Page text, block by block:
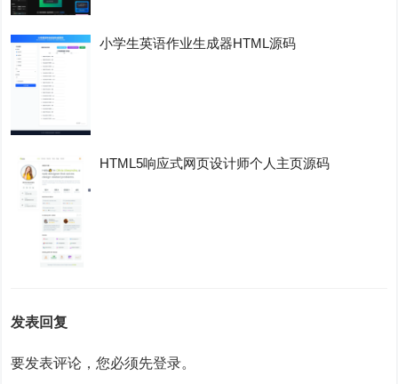
小学生英语作业生成器HTML源码
HTML5响应式网页设计师个人主页源码
发表回复
要发表评论，您必须先登录。